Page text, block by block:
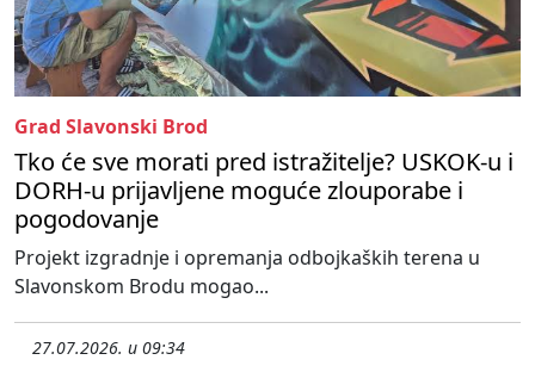
Grad Slavonski Brod
Tko će sve morati pred istražitelje? USKOK-u i
DORH-u prijavljene moguće zlouporabe i
pogodovanje
Projekt izgradnje i opremanja odbojkaških terena u
Slavonskom Brodu mogao...
27.07.2026. u 09:34